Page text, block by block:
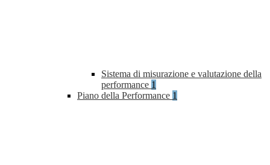
Sistema di misurazione e valutazione della
performance 1
Piano della Performance 1